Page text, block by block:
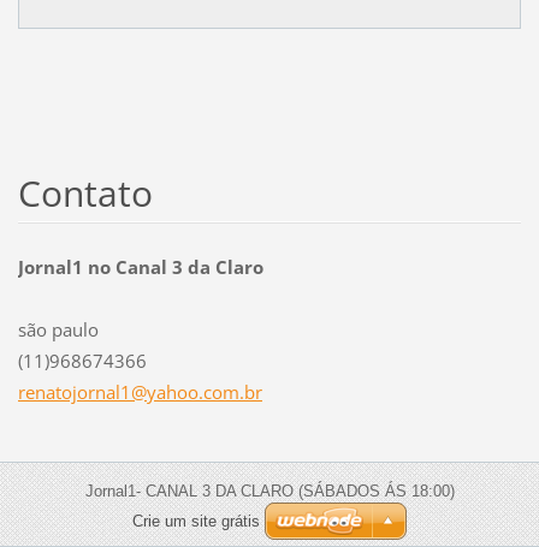
Contato
Jornal1 no Canal 3 da Claro
são paulo
(11)968674366
renatojornal1@yahoo.com.br
Jornal1- CANAL 3 DA CLARO (SÁBADOS ÁS 18:00)
Crie um site grátis